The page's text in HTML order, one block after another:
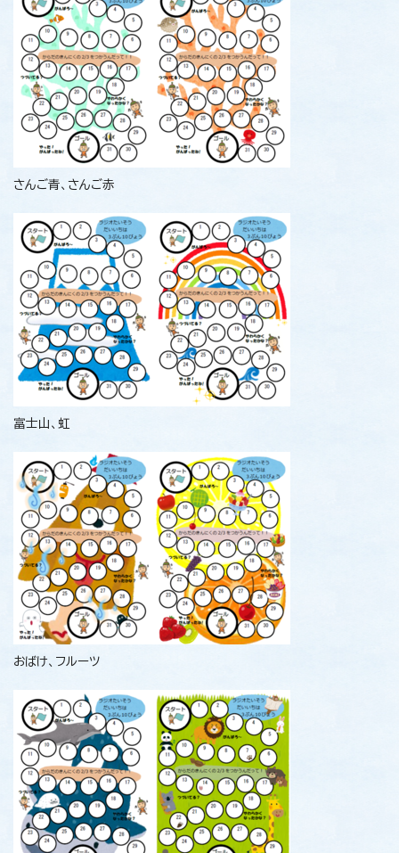
さんご青、さんご赤
富士山、虹
おばけ、フルーツ